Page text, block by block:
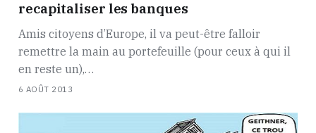
recapitaliser les banques
Amis citoyens d’Europe, il va peut-être falloir
remettre la main au portefeuille (pour ceux à qui il
en reste un),…
6 AOÛT 2013